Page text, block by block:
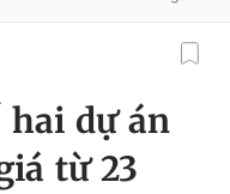
hai dự án
từ 23